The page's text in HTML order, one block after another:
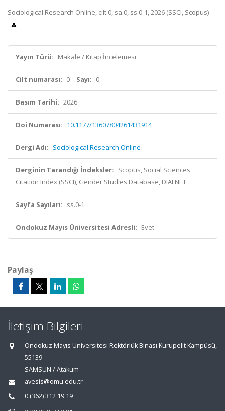
Sociological Research Online, cilt.0, sa.0, ss.0-1, 2026 (SSCI, Scopus)
Yayın Türü: Makale / Kitap İncelemesi
Cilt numarası: 0 Sayı: 0
Basım Tarihi: 2026
Doi Numarası: 10.1177/13607804261431914
Dergi Adı: Sociological Research Online
Derginin Tarandığı İndeksler: Scopus, Social Sciences
Citation Index (SSCI), Gender Studies Database, DIALNET
Sayfa Sayıları: ss.0-1
Ondokuz Mayıs Üniversitesi Adresli: Evet
Paylaş
İletişim Bilgileri
Ondokuz Mayıs Üniversitesi Rektörlük Binası Kurupelit Kampüsü,
55139
SAMSUN / Atakum
avesis@omu.edu.tr
0 (362) 312 19 19